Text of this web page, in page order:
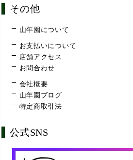
その他
山年園について
お支払いについて
店舗アクセス
お問合わせ
会社概要
山年園ブログ
特定商取引法
公式SNS